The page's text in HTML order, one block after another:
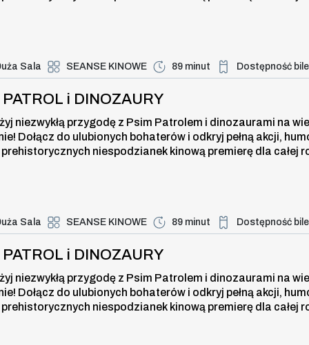
Sala SEANSE KINOWE 89 minut Dostępność
Duża dostępność
i DINOZAURY , 10 sierpnia
PATROL i DINOZAURY
niezwykłą przygodę z Psim Patrolem i dinozaurami na
Dołącz do ulubionych bohaterów i odkryj pełną akcji,
niespodzianek kinową premierę dla całej
Sala SEANSE KINOWE 89 minut Dostępność
Duża dostępność
i DINOZAURY , 10 sierpnia
PATROL i DINOZAURY
niezwykłą przygodę z Psim Patrolem i dinozaurami na
Dołącz do ulubionych bohaterów i odkryj pełną akcji,
niespodzianek kinową premierę dla całej